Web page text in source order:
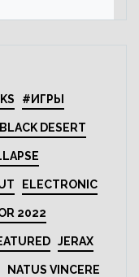
#ИГРЫ
BLACK DESERT
ELECTRONIC
2022
JERAX
NATUS VINCERE